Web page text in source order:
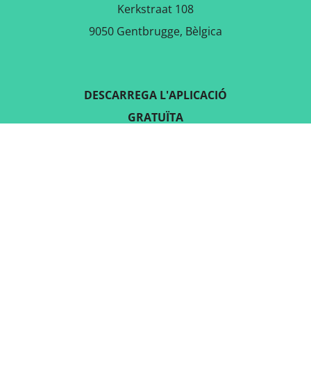
Kerkstraat 108
9050 Gentbrugge, Bèlgica
DESCARREGA L'APLICACIÓ
GRATUÏTA